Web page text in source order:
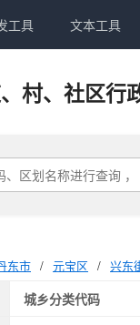
工具 文本工具
村、社区行
东市 / 元宝区 / 兴东
城乡分类代码